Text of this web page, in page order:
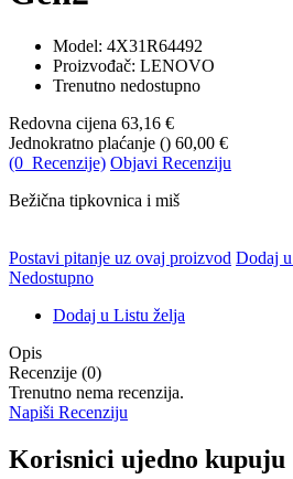
Model: 4X31R64492
Proizvođač: LENOVO
Trenutno nedostupno
Redovna cijena 63,16 €
Jednokratno plaćanje () 60,00 €
(0 Recenzije) Objavi Recenziju
Bežična tipkovnica i miš
Postavi pitanje uz ovaj proizvod Dodaj
Nedostupno
Dodaj u Listu želja
Opis
Recenzije (0)
Trenutno nema recenzija.
Napiši Recenziju
Korisnici ujedno kupuju